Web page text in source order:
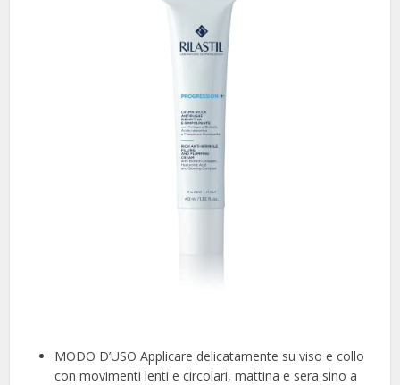
MODO D’USO Applicare delicatamente su viso e collo
con movimenti lenti e circolari, mattina e sera sino a